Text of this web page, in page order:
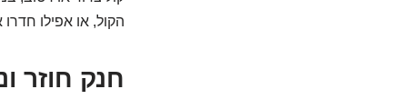
הקול, או אפילו
חנק חוזר